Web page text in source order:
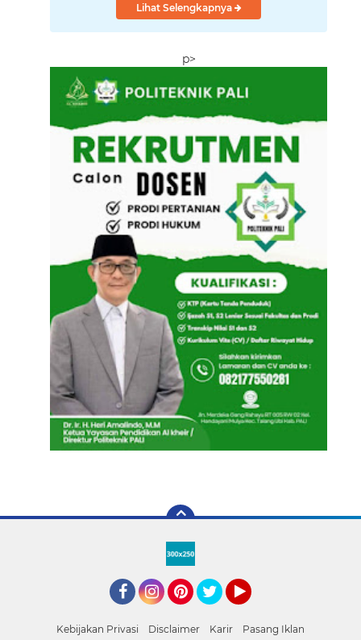
Lihat Selengkapnya
p>
Kebijakan Privasi Disclaimer Karir Pasang Iklan